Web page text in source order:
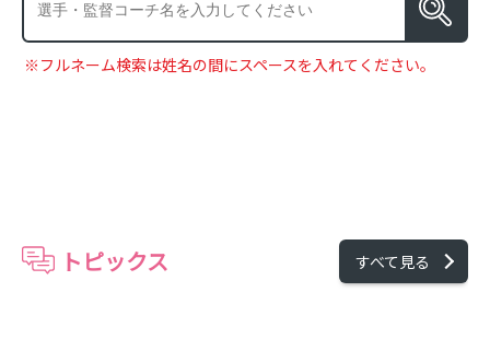
※フルネーム検索は姓名の間にスペースを入れてください。
トピックス すべて見る